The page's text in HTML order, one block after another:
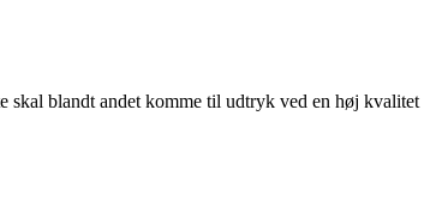
skal blandt andet komme til udtryk ved en høj kvalitet